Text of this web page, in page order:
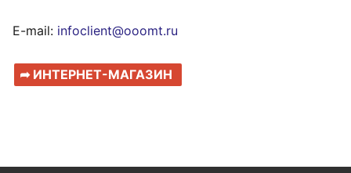
E-mail: infoclient@ooomt.ru
➦ ИНТЕРНЕТ-МАГАЗИН